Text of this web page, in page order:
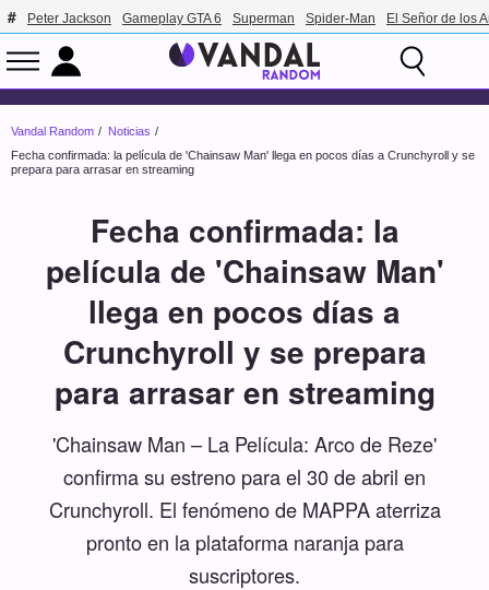
Peter Jackson Gameplay GTA 6 Superman Spider-Man El Señor de los
Vandal Random
Noticias
Fecha confirmada: la película de 'Chainsaw Man' llega en pocos días a Crunchyroll y se
prepara para arrasar en streaming
Fecha confirmada: la
película de 'Chainsaw Man'
llega en pocos días a
Crunchyroll y se prepara
para arrasar en streaming
'Chainsaw Man – La Película: Arco de Reze'
confirma su estreno para el 30 de abril en
Crunchyroll. El fenómeno de MAPPA aterriza
pronto en la plataforma naranja para
suscriptores.